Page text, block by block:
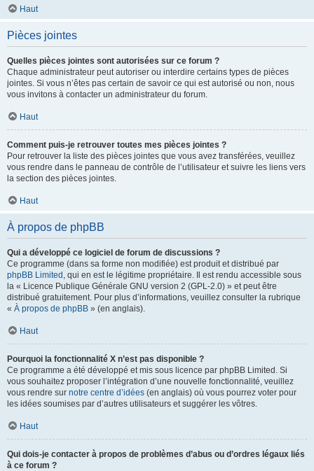
Haut
Pièces jointes
Quelles pièces jointes sont autorisées sur ce forum ?
Chaque administrateur peut autoriser ou interdire certains types de pièces
jointes. Si vous n’êtes pas certain de savoir ce qui est autorisé ou non, nous
vous invitons à contacter un administrateur du forum.
Haut
Comment puis-je retrouver toutes mes pièces jointes ?
Pour retrouver la liste des pièces jointes que vous avez transférées, veuillez
vous rendre dans le panneau de contrôle de l’utilisateur et suivre les liens vers
la section des pièces jointes.
Haut
À propos de phpBB
Qui a développé ce logiciel de forum de discussions ?
Ce programme (dans sa forme non modifiée) est produit et distribué par
phpBB Limited , qui en est le légitime propriétaire. Il est rendu accessible sous
la « Licence Publique Générale GNU version 2 (GPL-2.0) » et peut être
distribué gratuitement. Pour plus d’informations, veuillez consulter la rubrique
« À propos de phpBB » (en anglais).
Haut
Pourquoi la fonctionnalité X n’est pas disponible ?
Ce programme a été développé et mis sous licence par phpBB Limited. Si
vous souhaitez proposer l’intégration d’une nouvelle fonctionnalité, veuillez
vous rendre sur notre centre d’idées (en anglais) où vous pourrez voter pour
les idées soumises par d’autres utilisateurs et suggérer les vôtres.
Haut
Qui dois-je contacter à propos de problèmes d’abus ou d’ordres légaux liés
à ce forum ?